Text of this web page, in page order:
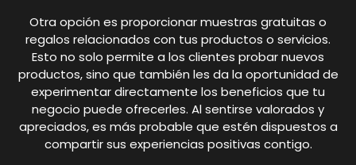
Otra opción es proporcionar muestras gratuitas o
regalos relacionados con tus productos o servicios.
Esto no solo permite a los clientes probar nuevos
productos, sino que también les da la oportunidad de
experimentar directamente los beneficios que tu
negocio puede ofrecerles. Al sentirse valorados y
apreciados, es más probable que estén dispuestos a
compartir sus experiencias positivas contigo.